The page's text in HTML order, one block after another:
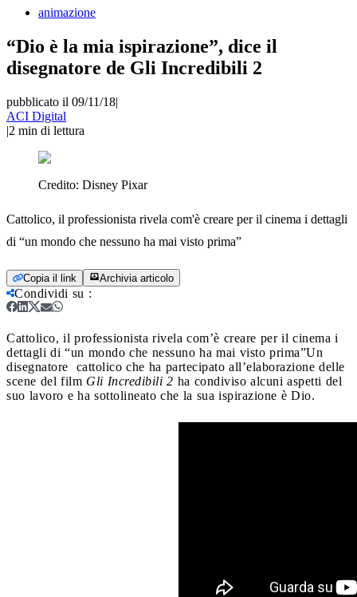
animazione
“Dio è la mia ispirazione”, dice il
disegnatore de Gli Incredibili 2
pubblicato il 09/11/18|
ACI Digital
|2 min di lettura
Credito: Disney Pixar
Cattolico, il professionista rivela com'è creare per il cinema i dettagli
di “un mondo che nessuno ha mai visto prima”
Copia il link Archivia articolo
Condividi su :
Cattolico, il professionista rivela com’è creare per il cinema i
dettagli di “un mondo che nessuno ha mai visto prima”Un
disegnatore
cattolico che ha partecipato all’elaborazione delle
scene del film Gli Incredibili 2 ha condiviso alcuni aspetti del
suo lavoro e ha sottolineato che la sua ispirazione è Dio.